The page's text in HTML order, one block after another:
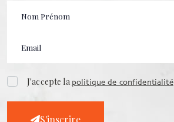
J'accepte lapolitique de confidentialité
S'inscrire